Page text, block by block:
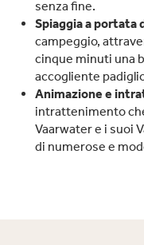
senza fine.
Spiaggia a portata
campeggio,
cinque minuti una
accogliente
Animazione e
intrattenimento
Vaarwater e i suoi
di numerose e